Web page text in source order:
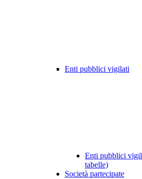
Enti pubblici vigilati
Enti pubblici
tabelle)
Società partecipate